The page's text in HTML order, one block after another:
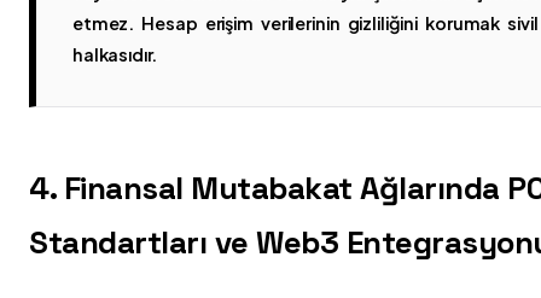
etmez. Hesap erişim verilerinin gizliliğini korumak
halkasıdır.
4. Finansal Mutabakat Ağlarında
Standartları ve Web3